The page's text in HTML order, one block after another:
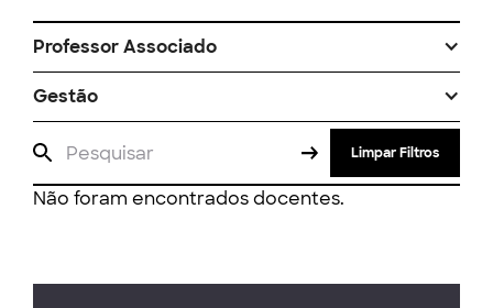
Professor Associado
Gestão
Limpar Filtros
Não foram encontrados docentes.